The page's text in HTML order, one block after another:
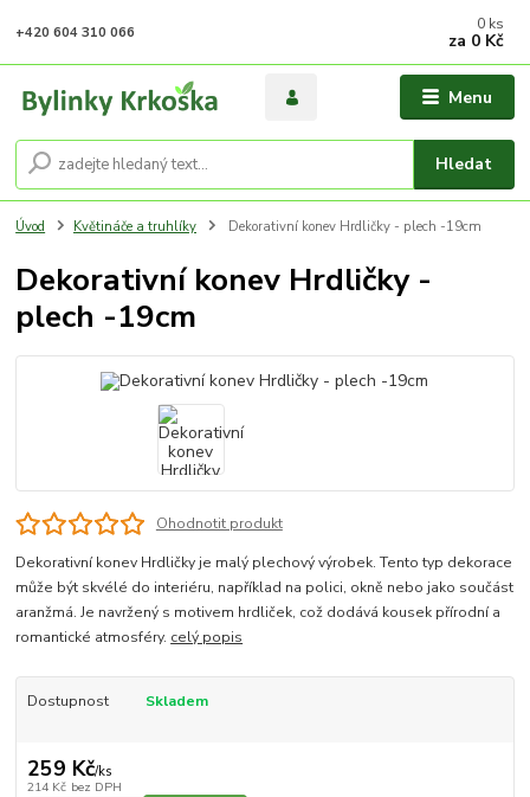
Menu
Hledat
+420 604 310 066 0 ks
za 0 Kč
Úvod Květináče a truhlíky Dekorativní konev Hrdličky - plech -19cm
Dekorativní konev Hrdličky -
plech -19cm
Ohodnotit produkt
Dekorativní konev Hrdličky je malý plechový výrobek. Tento typ dekorace
může být skvélé do interiéru, například na polici, okně nebo jako součást
aranžmá. Je navržený s motivem hrdliček, což dodává kousek přírodní a
romantické atmosféry. celý popis
Dostupnost Skladem
259 Kč/ks
214 Kč bez DPH